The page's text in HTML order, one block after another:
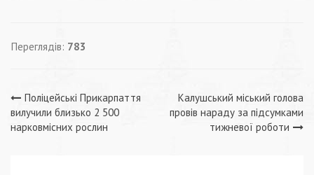
Переглядів: 783
Навігація
записів
Поліцейські Прикарпаття
вилучили близько 2 500
нарковмісних рослин
Калушський міський голова
провів нараду за підсумками
тижневої роботи